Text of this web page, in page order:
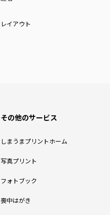
レイアウト
その他のサービス
しまうまプリントホーム
写真プリント
フォトブック
喪中はがき